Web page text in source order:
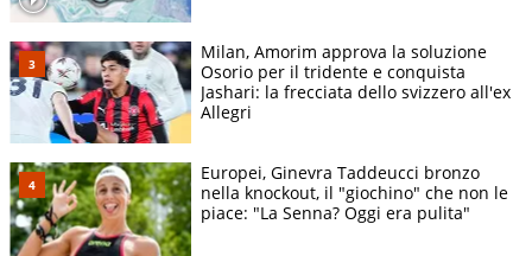
Milan, Amorim approva la soluzione
Osorio per il tridente e conquista
Jashari: la frecciata dello svizzero all'ex
Allegri
Europei, Ginevra Taddeucci bronzo
nella knockout, il "giochino" che non le
piace: "La Senna? Oggi era pulita"